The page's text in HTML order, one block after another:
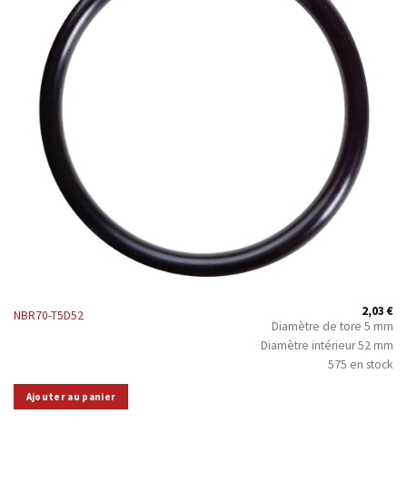
NBR70-T5D52 2,03€
Diamètre de tore 5 mm
Diamètre intérieur 52 mm
575 en stock
Ajouter au panier